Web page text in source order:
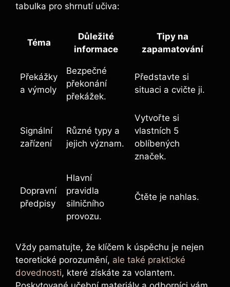
tabulka pro shrnutí učiva:
Téma
Důležité
informace
Tipy na
zapamatování
Překážky
a výmoly
Bezpečné
překonání
překážek.
Představte si
situaci a cvičte ji.
Signální
zařízení
Různé ‍typy a
jejich ⁢význam.
Vytvořte si
vlastních 5
oblíbených
značek.
Dopravní
předpisy
Hlavní
pravidla
silničního
provozu.
Čtěte je nahlas.
Vždy pamatujte, že klíčem k úspěchu je nejen
teoretické porozumění, ale také praktické
dovednosti, ‍které získáte⁣ za volantem.